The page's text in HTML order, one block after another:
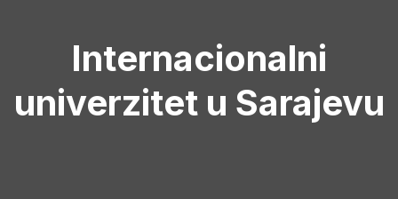
Internacionalni
univerzitet u Sarajevu